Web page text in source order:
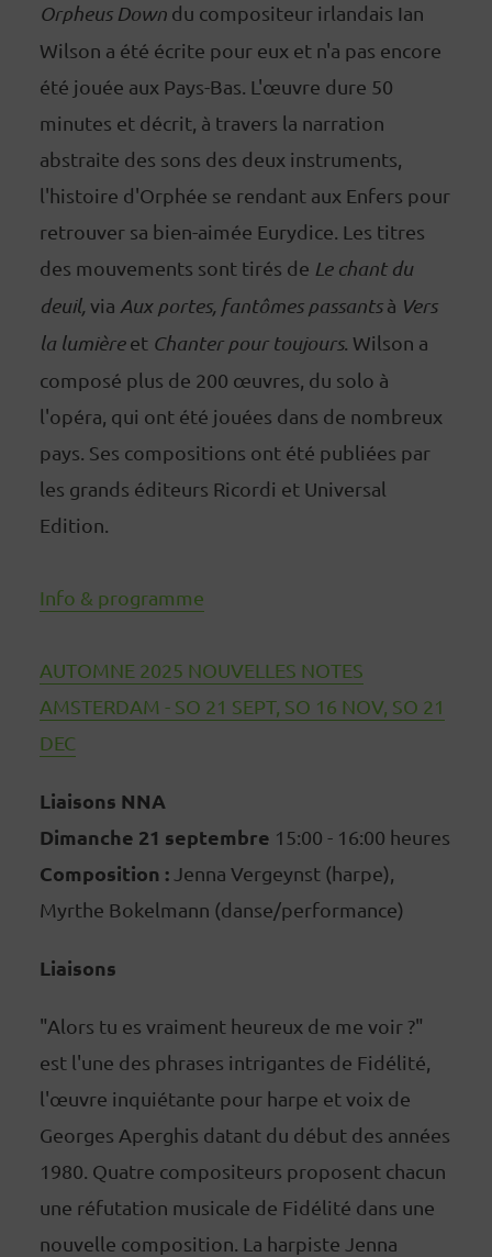
Orpheus Down du compositeur irlandais Ian
Wilson a été écrite pour eux et n'a pas encore
été jouée aux Pays-Bas. L'œuvre dure 50
minutes et décrit, à travers la narration
abstraite des sons des deux instruments,
l'histoire d'Orphée se rendant aux Enfers pour
retrouver sa bien-aimée Eurydice. Les titres
des mouvements sont tirés de Le chant du
deuil,via Aux portes, fantômes passantsà Vers
la lumièreet Chanter pour toujours. Wilson a
composé plus de 200 œuvres, du solo à
l'opéra, qui ont été jouées dans de nombreux
pays. Ses compositions ont été publiées par
les grands éditeurs Ricordi et Universal
Edition.
Info & programme
AUTOMNE 2025 NOUVELLES NOTES
AMSTERDAM - SO 21 SEPT, SO 16 NOV, SO 21
DEC
Liaisons NNA
Dimanche 21 septembre 15:00 - 16:00 heures
Composition :Jenna Vergeynst (harpe),
Myrthe Bokelmann (danse/performance)
Liaisons
"Alors tu es vraiment heureux de me voir ?"
est l'une des phrases intrigantes de Fidélité,
l'œuvre inquiétante pour harpe et voix de
Georges Aperghis datant du début des années
1980. Quatre compositeurs proposent chacun
une réfutation musicale de Fidélité dans une
nouvelle composition. La harpiste Jenna